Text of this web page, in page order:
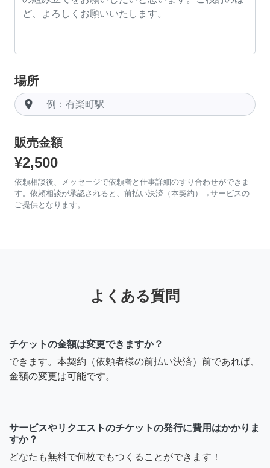
場所
room
販売金額
¥2,500
依頼相談後、メッセージで依頼者と仕事詳細のすり合わせができま
す。依頼相談が承認されると、前払い決済（本契約）→サービスの
ご提供となります。
よくある質問
チケットの金額は変更できますか？
できます。本契約（依頼者様の前払い決済）前であれば、
金額の変更は可能です。
サービスやリクエストのチケットの発行に費用はかかりま
すか？
どなたも無料で何枚でもつくることができます！